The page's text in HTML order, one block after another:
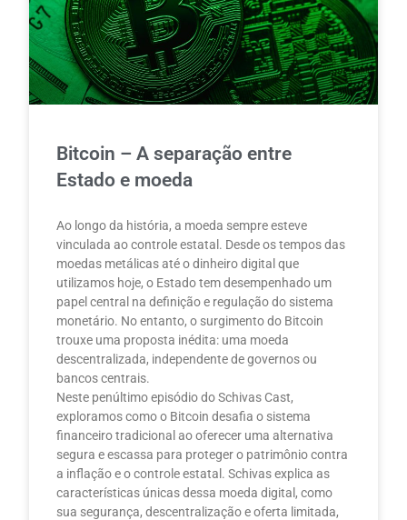
Bitcoin – A separação entre
Estado e moeda
Ao longo da história, a moeda sempre esteve
vinculada ao controle estatal. Desde os tempos das
moedas metálicas até o dinheiro digital que
utilizamos hoje, o Estado tem desempenhado um
papel central na definição e regulação do sistema
monetário. No entanto, o surgimento do Bitcoin
trouxe uma proposta inédita: uma moeda
descentralizada, independente de governos ou
bancos centrais.
Neste penúltimo episódio do Schivas Cast,
exploramos como o Bitcoin desafia o sistema
financeiro tradicional ao oferecer uma alternativa
segura e escassa para proteger o patrimônio contra
a inflação e o controle estatal. Schivas explica as
características únicas dessa moeda digital, como
sua segurança, descentralização e oferta limitada,